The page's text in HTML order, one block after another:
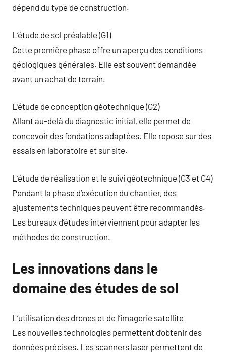
dépend du type de construction.
L’étude de sol préalable (G1)
Cette première phase offre un aperçu des conditions
géologiques générales. Elle est souvent demandée
avant un achat de terrain.
L’étude de conception géotechnique (G2)
Allant au-delà du diagnostic initial, elle permet de
concevoir des fondations adaptées. Elle repose sur des
essais en laboratoire et sur site.
L’étude de réalisation et le suivi géotechnique (G3 et G4)
Pendant la phase d’exécution du chantier, des
ajustements techniques peuvent être recommandés.
Les bureaux d’études interviennent pour adapter les
méthodes de construction.
Les innovations dans le
domaine des études de sol
L’utilisation des drones et de l’imagerie satellite
Les nouvelles technologies permettent d’obtenir des
données précises. Les scanners laser permettent de